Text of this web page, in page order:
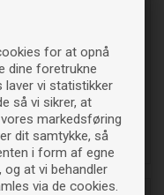
for at opnå
dine foretrukne
laver vi statistikker
så vi sikrer, at
markedsføring
dit samtykke, så
i form af egne
at vi behandler
via de cookies.
No 9 Økologisk -
ml - Juhldal
117 DKK
Læg i indkøbsvognen